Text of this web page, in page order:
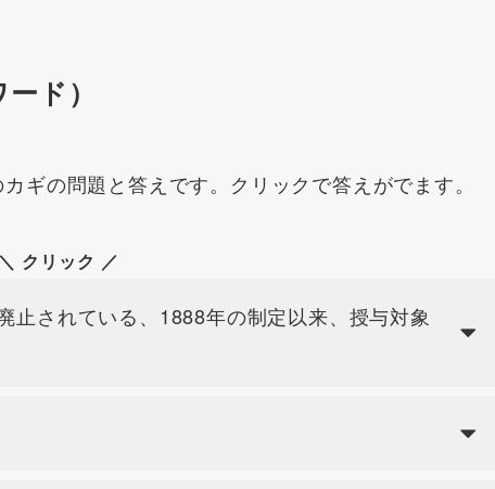
ド）
ギの問題と答えです。クリックで答えがでます。
＼ クリック ／
されている、1888年の制定以来、授与対象